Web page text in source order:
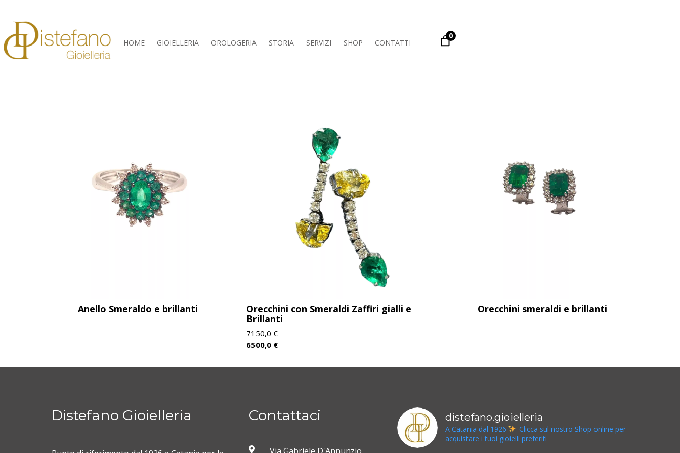
HOME GIOIELLERIA OROLOGERIA STORIA SERVIZI SHOP CONTATTI
0
Anello Smeraldo e brillanti Orecchini con Smeraldi Zaffiri gialli e
Brillanti
7150,0€
6500,0 €
Orecchini smeraldi e brillanti
Distefano Gioielleria Contattaci distefano.gioielleria
A Catania dal 1926
Clicca sul nostro Shop online per
acquistare i tuoi gioielli preferiti